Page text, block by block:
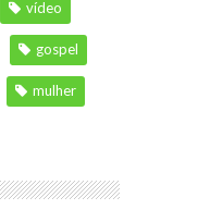
vídeo
gospel
mulher